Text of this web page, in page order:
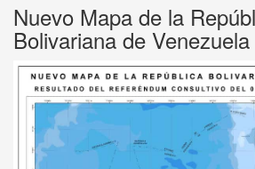
Nuevo Mapa de la
Bolivariana de Venezuela